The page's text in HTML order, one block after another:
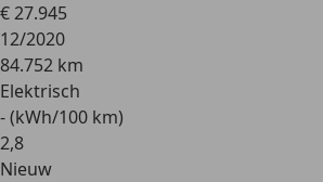
€ 27.945
12/2020
84.752 km
Elektrisch
- (kWh/100 km)
2,8
Nieuw